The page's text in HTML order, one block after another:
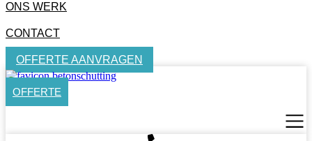
ONS WERK
CONTACT
OFFERTE AANVRAGEN
OFFERTE